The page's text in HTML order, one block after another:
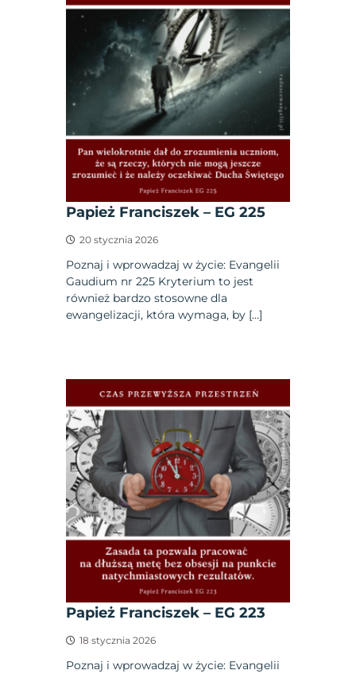
Papież Franciszek – EG 225
20 stycznia 2026
Poznaj i wprowadzaj w życie: Evangelii
Gaudium nr 225 Kryterium to jest
również bardzo stosowne dla
ewangelizacji, która wymaga, by […]
Papież Franciszek – EG 223
18 stycznia 2026
Poznaj i wprowadzaj w życie: Evangelii